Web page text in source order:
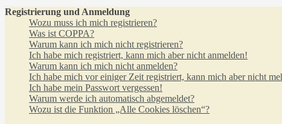
Registrierung und Anmeldung
Wozu muss ich mich registrieren?
Was ist COPPA?
Warum kann ich mich nicht registrieren?
Ich habe mich registriert, kann mich aber nicht anmelden!
Warum kann ich mich nicht anmelden?
Ich habe mich vor einiger Zeit registriert, kann mich aber nicht
Ich habe mein Passwort vergessen!
Warum werde ich automatisch abgemeldet?
Wozu ist die Funktion „Alle Cookies löschen“?